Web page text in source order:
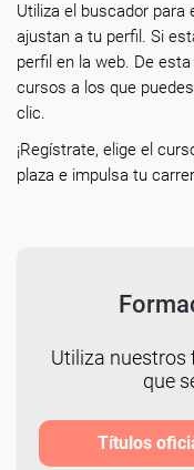
Utiliza el buscador
ajustan a tu perfil. Si
perfil en la web. De
cursos a los que
clic.
¡Regístrate, elige el
plaza e impulsa tu
Utiliza nuestros
que
Títulos